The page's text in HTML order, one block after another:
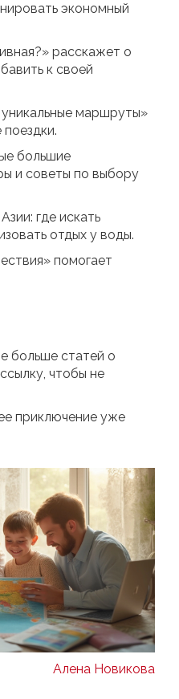
экономный
расскажет о
к своей
маршруты»
большие
и советы по выбору
где искать
отдых у воды.
помогает
больше статей о
чтобы не
приключение уже
Алена Новикова